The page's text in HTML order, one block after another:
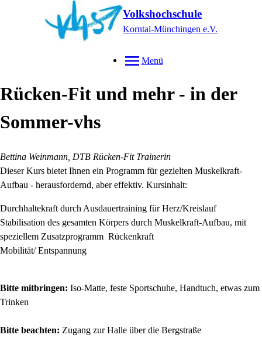
Volkshochschule
Korntal-Münchingen e.V.
Menü
Rücken-Fit und mehr - in der
Sommer-vhs
Bettina Weinmann, DTB Rücken-Fit Trainerin
Dieser Kurs bietet Ihnen ein Programm für gezielten Muskelkraft-
Aufbau - herausfordernd, aber effektiv. Kursinhalt:
Durchhaltekraft durch Ausdauertraining für Herz/Kreislauf
Stabilisation des gesamten Körpers durch Muskelkraft-Aufbau, mit
speziellem Zusatzprogramm Rückenkraft
Mobilität/ Entspannung
Bitte mitbringen: Iso-Matte, feste Sportschuhe, Handtuch, etwas zum
Trinken
Bitte beachten: Zugang zur Halle über die Bergstraße